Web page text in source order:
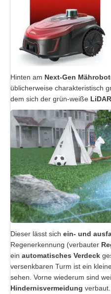
Hinten am Next-Gen
üblicherweise charakteristisch
dem sich der grün-weiße
Dieser lässt sich ein- und
Regenerkennung (verbauter
ein automatisches Verdeck
versenkbaren Turm ist ein
sehen. Vorne wiederum sind
Hindernisvermeidung verbaut.